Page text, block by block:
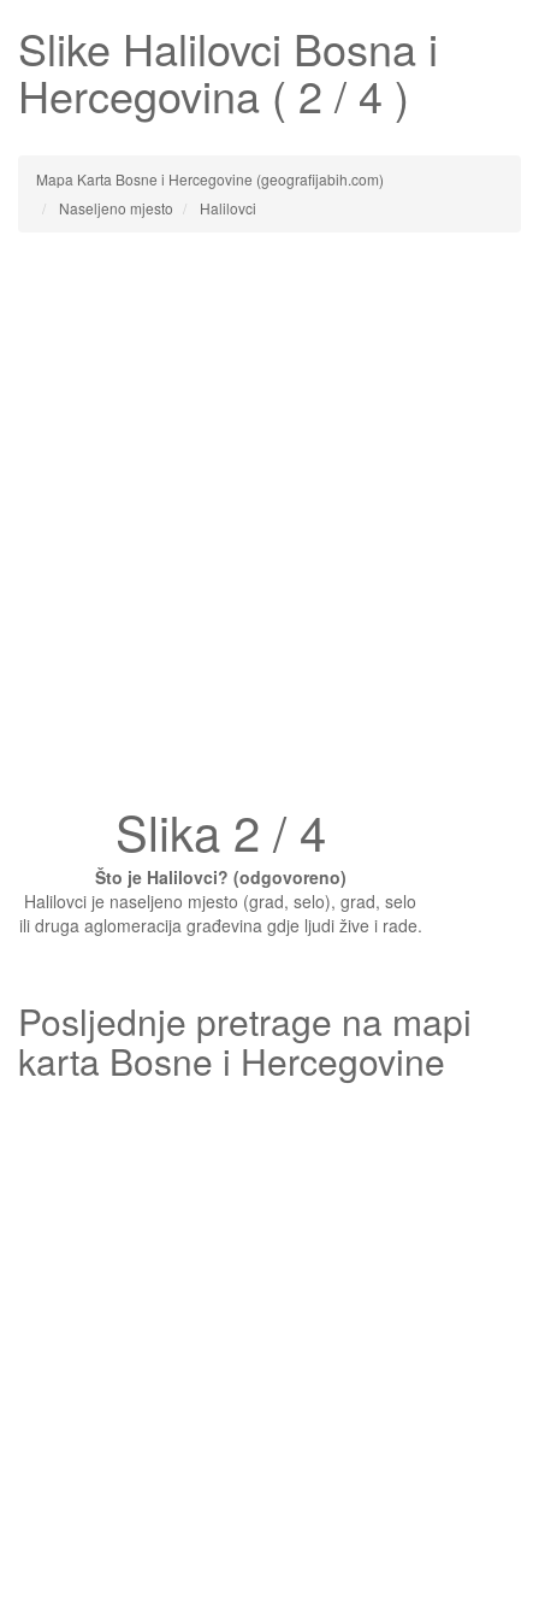
Slike Halilovci Bosna i
Hercegovina ( 2 / 4 )
Mapa Karta Bosne i Hercegovine (geografijabih.com)
Naseljeno mjesto
Halilovci
Slika 2 / 4
Što je Halilovci? (odgovoreno)
Halilovci je naseljeno mjesto (grad, selo), grad, selo
ili druga aglomeracija građevina gdje ljudi žive i rade.
Posljednje pretrage na mapi
karta Bosne i Hercegovine